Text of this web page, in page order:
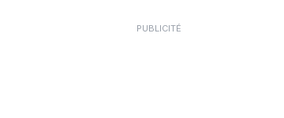
PUBLICITÉ